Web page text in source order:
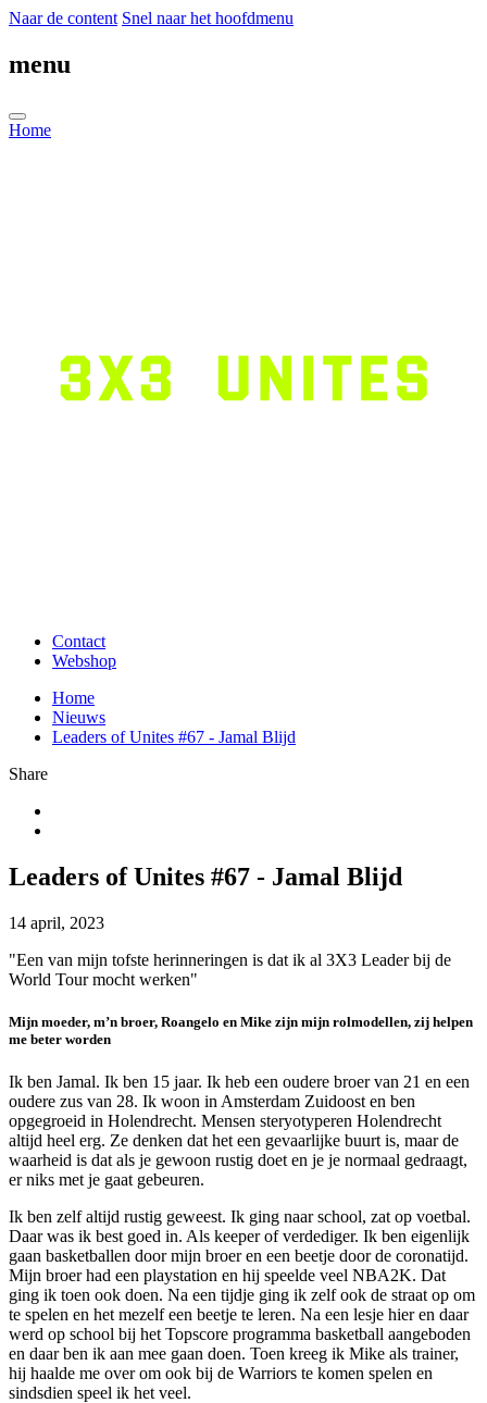
Naar de content Snel naar het hoofdmenu
menu
Home
Contact
Webshop
Home
Nieuws
Leaders of Unites #67 - Jamal Blijd
Share
Leaders of Unites #67 - Jamal Blijd
14 april, 2023
"Een van mijn tofste herinneringen is dat ik al 3X3 Leader bij de
World Tour mocht werken"
Mijn moeder, m’n broer, Roangelo en Mike zijn mijn rolmodellen, zij helpen
me beter worden
Ik ben Jamal. Ik ben 15 jaar. Ik heb een oudere broer van 21 en een
oudere zus van 28. Ik woon in Amsterdam Zuidoost en ben
opgegroeid in Holendrecht. Mensen steryotyperen Holendrecht
altijd heel erg. Ze denken dat het een gevaarlijke buurt is, maar de
waarheid is dat als je gewoon rustig doet en je je normaal gedraagt,
er niks met je gaat gebeuren.
Ik ben zelf altijd rustig geweest. Ik ging naar school, zat op voetbal.
Daar was ik best goed in. Als keeper of verdediger. Ik ben eigenlijk
gaan basketballen door mijn broer en een beetje door de coronatijd.
Mijn broer had een playstation en hij speelde veel NBA2K. Dat
ging ik toen ook doen. Na een tijdje ging ik zelf ook de straat op om
te spelen en het mezelf een beetje te leren. Na een lesje hier en daar
werd op school bij het Topscore programma basketball aangeboden
en daar ben ik aan mee gaan doen. Toen kreeg ik Mike als trainer,
hij haalde me over om ook bij de Warriors te komen spelen en
sindsdien speel ik het veel.